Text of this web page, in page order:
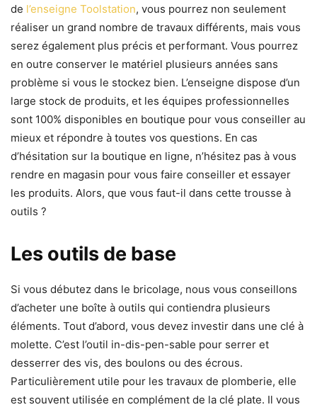
de l’enseigne Toolstation, vous pourrez non seulement
réaliser un grand nombre de travaux différents, mais vous
serez également plus précis et performant. Vous pourrez
en outre conserver le matériel plusieurs années sans
problème si vous le stockez bien. L’enseigne dispose d’un
large stock de produits, et les équipes professionnelles
sont 100% disponibles en boutique pour vous conseiller au
mieux et répondre à toutes vos questions. En cas
d’hésitation sur la boutique en ligne, n’hésitez pas à vous
rendre en magasin pour vous faire conseiller et essayer
les produits. Alors, que vous faut-il dans cette trousse à
outils ?
Les outils de base
Si vous débutez dans le bricolage, nous vous conseillons
d’acheter une boîte à outils qui contiendra plusieurs
éléments. Tout d’abord, vous devez investir dans une clé à
molette. C’est l’outil in-dis-pen-sable pour serrer et
desserrer des vis, des boulons ou des écrous.
Particulièrement utile pour les travaux de plomberie, elle
est souvent utilisée en complément de la clé plate. Il vous